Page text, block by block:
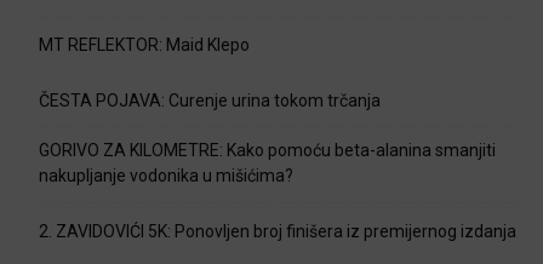
MT REFLEKTOR: Maid Klepo
ČESTA POJAVA: Curenje urina tokom trčanja
GORIVO ZA KILOMETRE: Kako pomoću beta-alanina smanjiti
nakupljanje vodonika u mišićima?
2. ZAVIDOVIĆI 5K: Ponovljen broj finišera iz premijernog izdanja